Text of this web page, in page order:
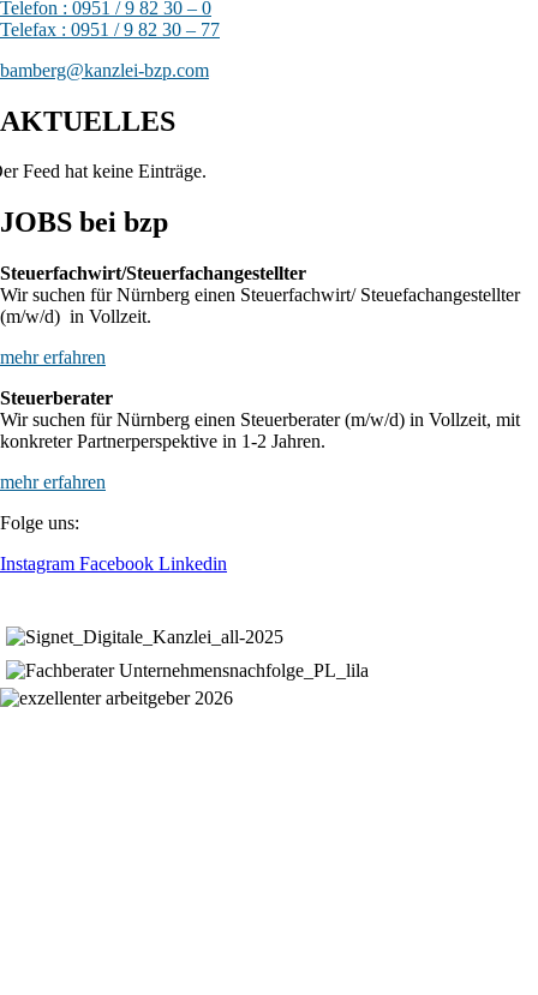
Telefon : 0951 / 9 82 30 – 0
Telefax : 0951 / 9 82 30 – 77
bamberg@kanzlei-bzp.com
AKTUELLES
Feed hat keine Einträge.
JOBS bei bzp
Steuerfachwirt/Steuerfachangestellter
Wir suchen für Nürnberg einen Steuerfachwirt/ Steuefachangestellter
(m/w/d) in Vollzeit.
mehr erfahren
Steuerberater
Wir suchen für Nürnberg einen Steuerberater (m/w/d) in Vollzeit, mit
konkreter Partnerperspektive in 1-2 Jahren.
mehr erfahren
Folge uns:
Instagram Facebook Linkedin